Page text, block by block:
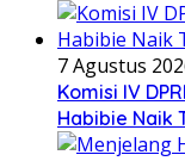
7 Agustus
Komisi IV
Habibie Naik